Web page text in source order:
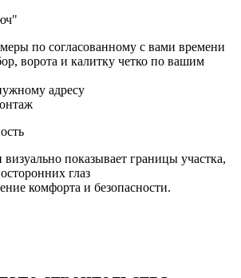
по согласованному с вами времени
ворота и калитку четко по вашим
адресу
показывает границы участка,
глаз
комфорта и безопасности.